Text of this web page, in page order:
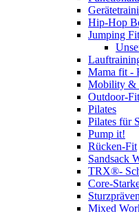
Hip-Hop
Jumping
Mama fit -
Mobility &
Outdoor-
Pilates
Pilates für
Pump it!
Rücken-Fit
Sandsack
TRX®-
Core-
Mixed